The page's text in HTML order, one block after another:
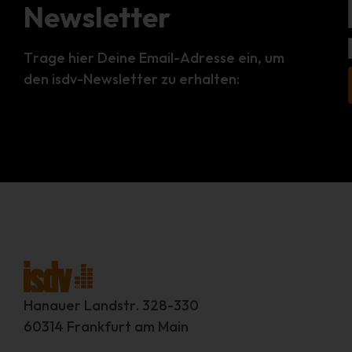
Newsletter
Trage hier Deine Email-Adresse ein, um
den isdv-Newsletter zu erhalten:
Hanauer Landstr. 328-330
60314 Frankfurt am Main